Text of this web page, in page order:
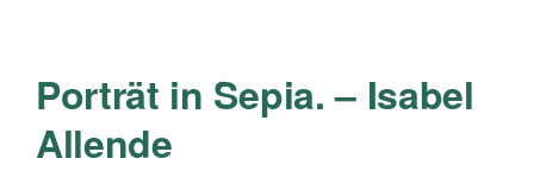
Porträt in Sepia. – Isabel
Allende